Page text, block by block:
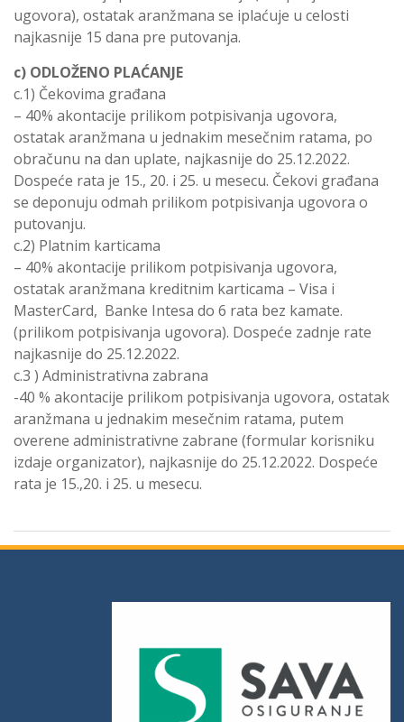
ugovora), ostatak aranžmana se iplaćuje u celosti
najkasnije 15 dana pre putovanja.
c) ODLOŽENO PLAĆANJE
c.1) Čekovima građana
– 40% akontacije prilikom potpisivanja ugovora,
ostatak aranžmana u jednakim mesečnim ratama, po
obračunu na dan uplate, najkasnije do 25.12.2022.
Dospeće rata je 15., 20. i 25. u mesecu. Čekovi građana
se deponuju odmah prilikom potpisivanja ugovora o
putovanju.
c.2) Platnim karticama
– 40% akontacije prilikom potpisivanja ugovora,
ostatak aranžmana kreditnim karticama – Visa i
MasterCard, Banke Intesa do 6 rata bez kamate.
(prilikom potpisivanja ugovora). Dospeće zadnje rate
najkasnije do 25.12.2022.
c.3 ) Administrativna zabrana
-40 % akontacije prilikom potpisivanja ugovora, ostatak
aranžmana u jednakim mesečnim ratama, putem
overene administrativne zabrane (formular korisniku
izdaje organizator), najkasnije do 25.12.2022. Dospeće
rata je 15.,20. i 25. u mesecu.